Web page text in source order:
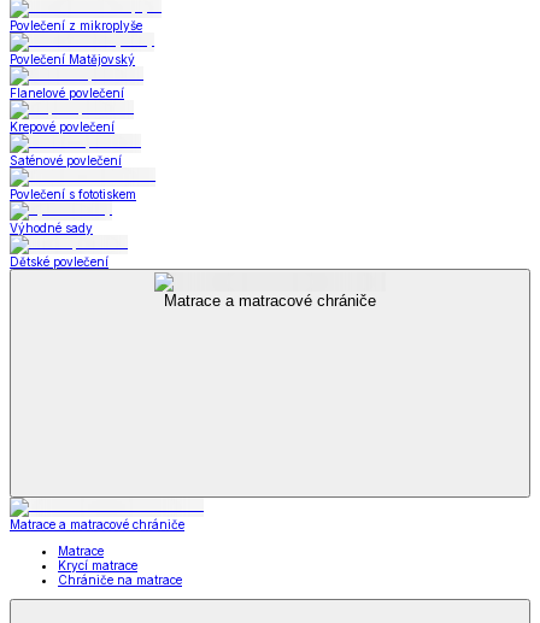
Povlečení z mikroplyše
Povlečení Matějovský
Flanelové povlečení
Krepové povlečení
Saténové povlečení
Povlečení s fototiskem
Výhodné sady
Dětské povlečení
Matrace a matracové chrániče
Matrace a matracové chrániče
Matrace
Krycí matrace
Chrániče na matrace